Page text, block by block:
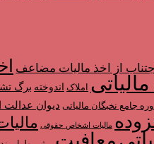
اجتناب از اخذ ماليات مضاعف
املاک اندوخته برگ
جامع نخبگان مالیاتی ديوان عدالت
مالیات اشخاص حقوقی